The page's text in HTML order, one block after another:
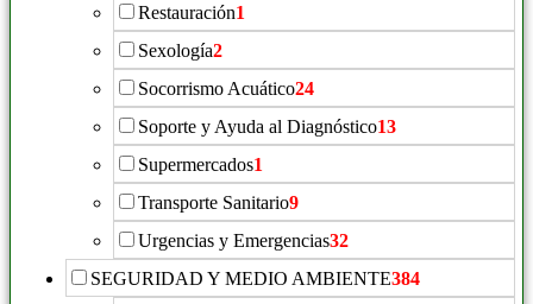
Restauración1
Sexología2
Socorrismo Acuático24
Soporte y Ayuda al Diagnóstico13
Supermercados1
Transporte Sanitario9
Urgencias y Emergencias32
SEGURIDAD Y MEDIO AMBIENTE384